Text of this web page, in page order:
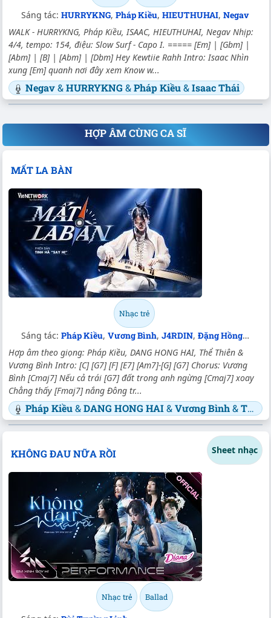
Sáng tác: HURRYKNG, Pháp Kiều, HIEUTHUHAI, Negav
WALK - HURRYKNG, Pháp Kiều, ISAAC, HIEUTHUHAI, Negav Nhịp:
4/4, tempo: 154, điệu: Slow Surf - Capo I. ===== [Em] | [Gbm] |
[Abm] | [B] | [Abm] | [Dbm] Hey Kewtiie Rahh Intro: Isaac Nhìn
xung [Em] quanh nơi đây xem Know w...
Negav&HURRYKNG &Pháp Kiều&Isaac Thái
HỢP ÂM CÙNG CA SĨ
MẤT LA BÀN
Nhạc trẻ
Sáng tác: Pháp Kiều, Vương Bình, J4RDIN, Đặng Hồng Hải
Hợp âm theo giọng: Pháp Kiều, DANG HONG HAI, Thể Thiên &
Vương Bình Intro: [C] [G7] [F] [E7] [Am7]-[G] [G7] Chorus: Vương
Bình [Cmaj7] Nếu cả trái [G7] đất trong anh ngừng [Cmaj7] xoay
Chẳng thấy [Fmaj7] nắng Đông tr...
Pháp Kiều&DANG HONG HAI&Vương Bình&Thể Thiên
KHÔNG ĐAU NỮA RỒI Sheet nhạc
Nhạc trẻ Ballad